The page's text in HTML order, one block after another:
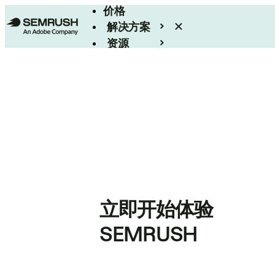
价格
解决方案
资源
立即开始体验
SEMRUSH